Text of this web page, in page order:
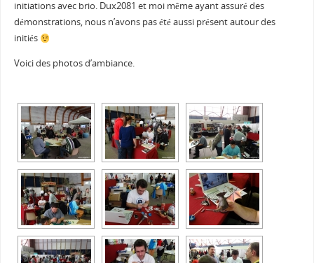
initiations avec brio. Dux2081 et moi même ayant assuré des
démonstrations, nous n’avons pas été aussi présent autour des
initiés
Voici des photos d’ambiance.